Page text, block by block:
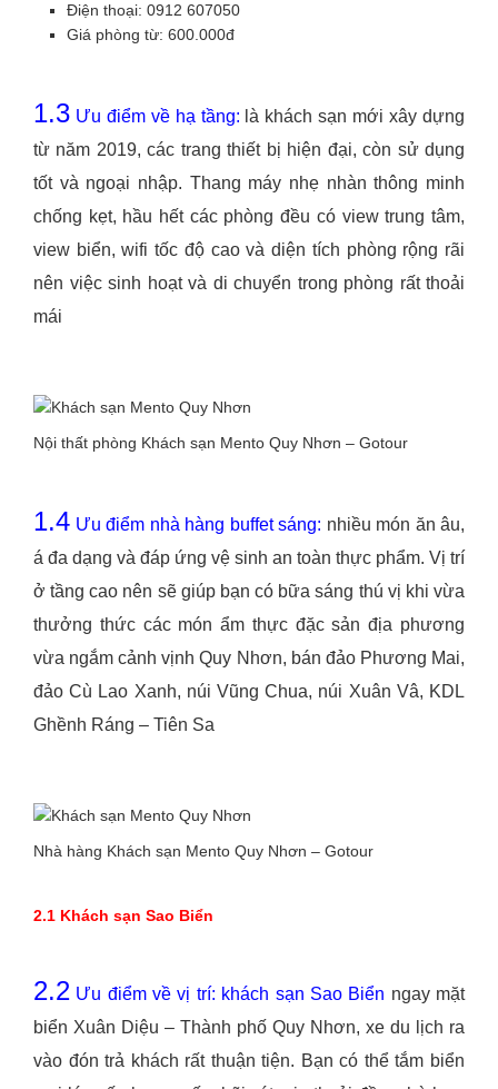
Điện thoại: 0912 607050
Giá phòng từ: 600.000đ
1.3 Ưu điểm về hạ tầng: là khách sạn mới xây dựng
từ năm 2019, các trang thiết bị hiện đại, còn sử dụng
tốt và ngoại nhập. Thang máy nhẹ nhàn thông minh
chống kẹt, hầu hết các phòng đều có view trung tâm,
view biển, wifi tốc độ cao và diện tích phòng rộng rãi
nên việc sinh hoạt và di chuyển trong phòng rất thoải
mái
Nội thất phòng Khách sạn Mento Quy Nhơn – Gotour
1.4 Ưu điểm nhà hàng buffet sáng: nhiều món ăn âu,
á đa dạng và đáp ứng vệ sinh an toàn thực phẩm. Vị trí
ở tầng cao nên sẽ giúp bạn có bữa sáng thú vị khi vừa
thưởng thức các món ẩm thực đặc sản địa phương
vừa ngắm cảnh vịnh Quy Nhơn, bán đảo Phương Mai,
đảo Cù Lao Xanh, núi Vũng Chua, núi Xuân Vâ, KDL
Ghềnh Ráng – Tiên Sa
Nhà hàng Khách sạn Mento Quy Nhơn – Gotour
2.1 Khách sạn Sao Biển
2.2 Ưu điểm về vị trí: khách sạn Sao Biển ngay mặt
biển Xuân Diệu – Thành phố Quy Nhơn, xe du lịch ra
vào đón trả khách rất thuận tiện. Bạn có thể tắm biển